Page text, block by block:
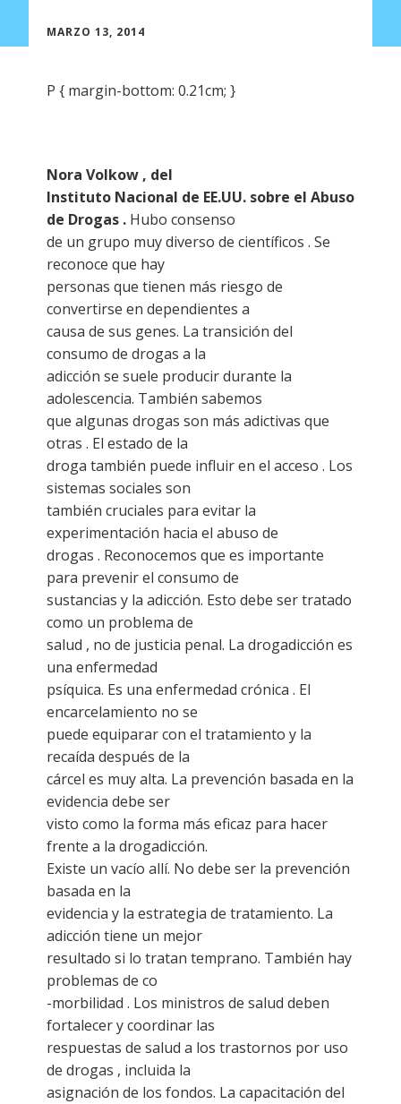
MARZO 13, 2014
P { margin-bottom: 0.21cm; }
Nora Volkow , del
Instituto Nacional de EE.UU. sobre el Abuso
de Drogas . Hubo consenso
de un grupo muy diverso de científicos . Se
reconoce que hay
personas que tienen más riesgo de
convertirse en dependientes a
causa de sus genes. La transición del
consumo de drogas a la
adicción se suele producir durante la
adolescencia. También sabemos
que algunas drogas son más adictivas que
otras . El estado de la
droga también puede influir en el acceso . Los
sistemas sociales son
también cruciales para evitar la
experimentación hacia el abuso de
drogas . Reconocemos que es importante
para prevenir el consumo de
sustancias y la adicción. Esto debe ser tratado
como un problema de
salud , no de justicia penal. La drogadicción es
una enfermedad
psíquica. Es una enfermedad crónica . El
encarcelamiento no se
puede equiparar con el tratamiento y la
recaída después de la
cárcel es muy alta. La prevención basada en la
evidencia debe ser
visto como la forma más eficaz para hacer
frente a la drogadicción.
Existe un vacío allí. No debe ser la prevención
basada en la
evidencia y la estrategia de tratamiento. La
adicción tiene un mejor
resultado si lo tratan temprano. También hay
problemas de co
-morbilidad . Los ministros de salud deben
fortalecer y coordinar las
respuestas de salud a los trastornos por uso
de drogas , incluida la
asignación de los fondos. La capacitación del